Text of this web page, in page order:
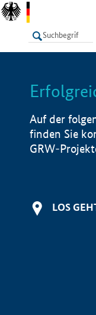
LISTE
Auf der
finden Sie
GRW-
LOS